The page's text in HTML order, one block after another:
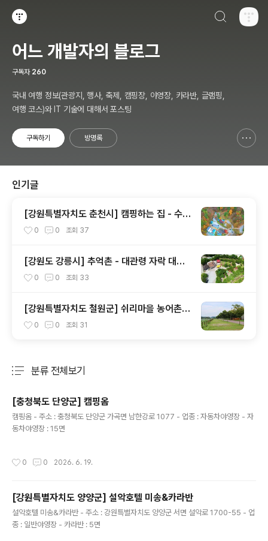
어느 개발자의 블로그
구독자 260
국내 여행 정보(관광지, 행사, 축제, 캠핑장, 야영장, 카라반, 글램핑,
여행 코스)와 IT 기술에 대해서 포스팅
구독하기 방명록
인기글
[강원특별자치도 춘천시] 캠핑하는 집 - 수영
장과 아이들 놀이 공간
0 0 조회 37
[강원도 강릉시] 추억촌 - 대관령 자락 대관
령 옛길 초입에 추억촌
0 0 조회 33
[강원특별자치도 철원군] 쉬리마을 농어촌
관광 휴양단지 야영장 - 잘 조성된 공원과 저
0 0 조회 31
분류 전체보기
[충청북도 단양군] 캠핑옴
캠핑옴 - 주소 : 충청북도 단양군 가곡면 남한강로 1077 - 업종 : 자동차야영장 - 자
동차야영장 : 15면
0 0 2026. 6. 19.
[강원특별자치도 양양군] 설악호텔 미송&카라반
설악호텔 미송&카라반 - 주소 : 강원특별자치도 양양군 서면 설악로 1700-55 - 업
종 : 일반야영장 - 카라반 : 5면